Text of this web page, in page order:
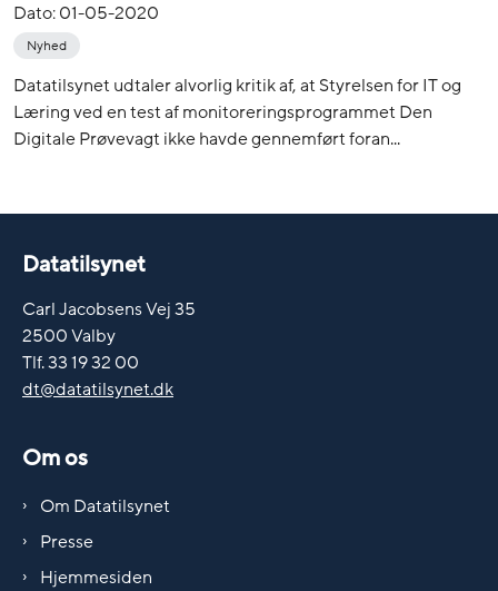
Dato:01-05-2020
Nyhed
Datatilsynet udtaler alvorlig kritik af, at Styrelsen for IT og
Læring ved en test af monitoreringsprogrammet Den
Digitale Prøvevagt ikke havde gennemført foran...
Datatilsynet
Carl Jacobsens Vej 35
2500 Valby
Tlf. 33 19 32 00
dt@datatilsynet.dk
Om os
Om Datatilsynet
Presse
Hjemmesiden